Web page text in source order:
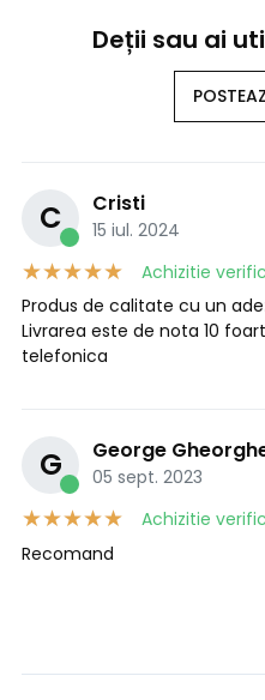
Deții sau ai
C Cristi
15 iul. 2024
Achizitie
Produs de calitate cu un
Livrarea este de nota 10
telefonica
G George
05 sept. 2023
Achizitie
Recomand